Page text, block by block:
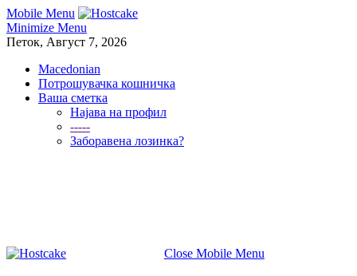
Mobile Menu
Minimize Menu
Петок, Август 7, 2026
Macedonian
Потрошувачка кошничка
Ваша сметка
Најава на профил
-----
Заборавена лозинка?
Close Mobile Menu